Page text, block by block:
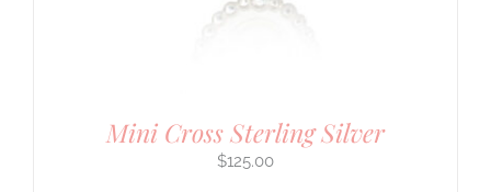
Mini Cross Sterling Silver
$125.00